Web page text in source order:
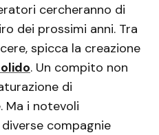
cercheranno di
dei prossimi anni. Tra
spicca la creazione
. Un compito non
di
Ma i notevoli
compagnie